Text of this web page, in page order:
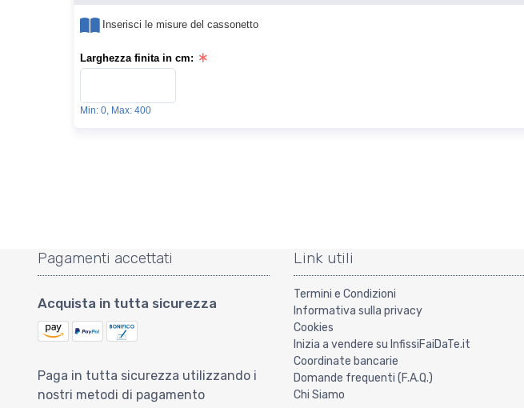
Inserisci le misure del cassonetto
Larghezza finita in cm:
Min: 0, Max: 400
Pagamenti accettati
Acquista in tutta sicurezza
Paga in tutta sicurezza utilizzando i
nostri metodi di pagamento
Link utili
Termini e Condizioni
Informativa sulla privacy
Cookies
Inizia a vendere su InfissiFaiDaTe.it
Coordinate bancarie
Domande frequenti (F.A.Q.)
Chi Siamo